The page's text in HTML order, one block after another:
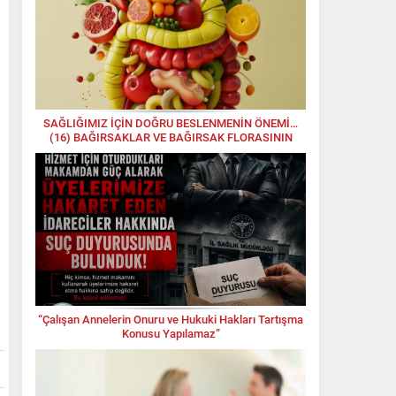
Mehmet ELÇİ
“Yol Çukur, Medeniyet Uzak!”
Mehmet YILMAZ
Mehmet Yılmaz yazdı; OKTAY
YILMAZ “DAHA FAZLASI VAR!”
Mine EBÇEM
Yine Akşam..
Murat KOÇ
GAZZE GERÇEĞİ: LİDERLER
ESİR!
Rahim ÖZ
Başkent Olmanın Kültürel
Sorumluluğu: Ankara ve Yerel
Yönetimlerin Sanat Serüveni
SAĞLIĞIMIZ İÇİN DOĞRU BESLENMENİN ÖNEMİ…
(16) BAĞIRSAKLAR VE BAĞIRSAK FLORASININ
ÖNEMİ
“Çalışan Annelerin Onuru ve Hukuki Hakları Tartışma
Konusu Yapılamaz”